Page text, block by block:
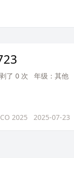
剥了 0 次 年级：其他
2025 2025-07-23